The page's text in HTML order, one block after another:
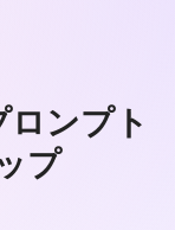
ンプト
プ